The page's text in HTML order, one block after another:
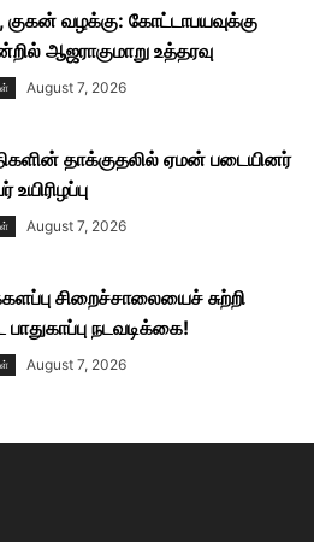
குகன் வழக்கு: கோட்டாபயவுக்கு
ஆஜராகுமாறு உத்தரவு
August 7, 2026
தாக்குதலில் ஏமன் படையினர்
உயிரிழப்பு
August 7, 2026
சிறைச்சாலையைச் சுற்றி
பாதுகாப்பு நடவடிக்கை!
August 7, 2026